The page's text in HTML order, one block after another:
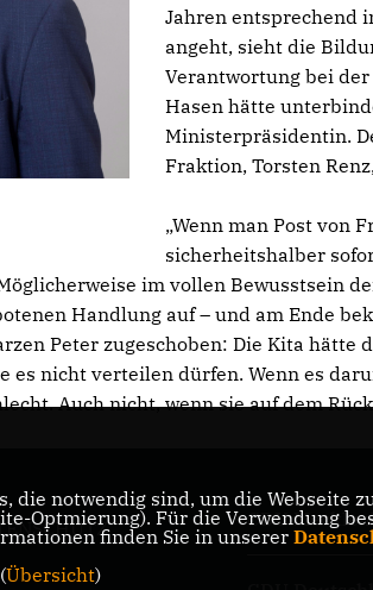
Jahren entsprechend
angeht, sieht die
Verantwortung bei
Hasen hätte
Ministerpräsidentin.
Fraktion, Torsten
Wenn man Post von
sicherheitshalber
im vollen Bewusstsein
Handlung auf – und am Ende
Peter zugeschoben: Die Kita hätte
es nicht verteilen dürfen. Wenn es
Auch nicht, wenn sie auf dem
CDU
die notwendig sind, um die
Optmierung). Für die Verwendung
finden Sie in unserer
Übersicht)